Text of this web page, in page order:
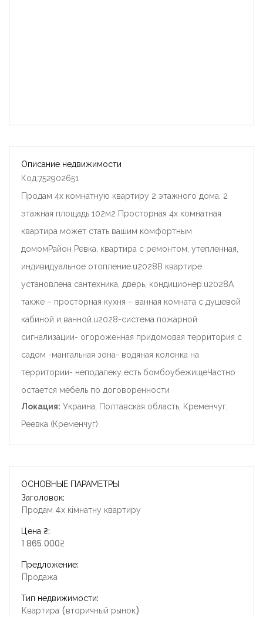
Описание недвижимости
Код:752902651
Продам 4х комнатную квартиру 2 этажного дома. 2
этажная площадь 102м2 Просторная 4х комнатная
квартира может стать вашим комфортным
домомРайон Ревка, квартира с ремонтом, утепленная,
индивидуальное отопление.u2028В квартире
установлена ​​сантехника, дверь, кондиционер.u2028А
также – просторная кухня – ванная комната с душевой
кабиной и ванной.u2028-система пожарной
сигнализации- огороженная придомовая территория с
садом -мангальная зона- водяная колонка на
территории- неподалеку есть бомбоубежищеЧастно
остается мебель по договоренности
Локация: Украина, Полтавская область, Кременчуг,
Реевка (Кременчуг)
ОСНОВНЫЕ ПАРАМЕТРЫ
Заголовок:
Продам 4х кімнатну квартиру
Цена ₴:
1 865 000₴
Предложение:
Продажа
Тип недвижимости:
Квартира (вторичный рынок)